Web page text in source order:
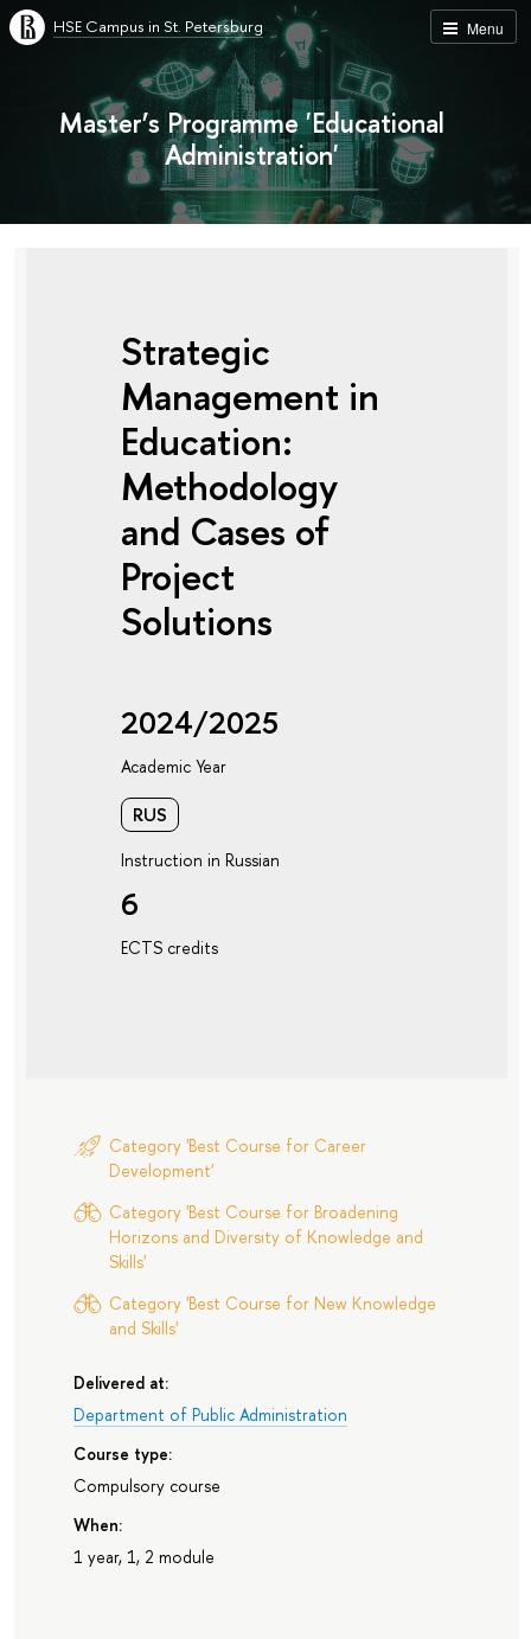
Menu
HSE Campus in St. Petersburg
Master’s Programme 'Educational
Administration'
Strategic
Management in
Education:
Methodology
and Cases of
Project
Solutions
2024/2025
Academic Year
RUS
Instruction in Russian
6
ECTS credits
Category 'Best Course for Career
Development'
Category 'Best Course for Broadening
Horizons and Diversity of Knowledge and
Skills'
Category 'Best Course for New Knowledge
and Skills'
Delivered at:
Department of Public Administration
Course type:
Compulsory course
When:
1 year, 1, 2 module